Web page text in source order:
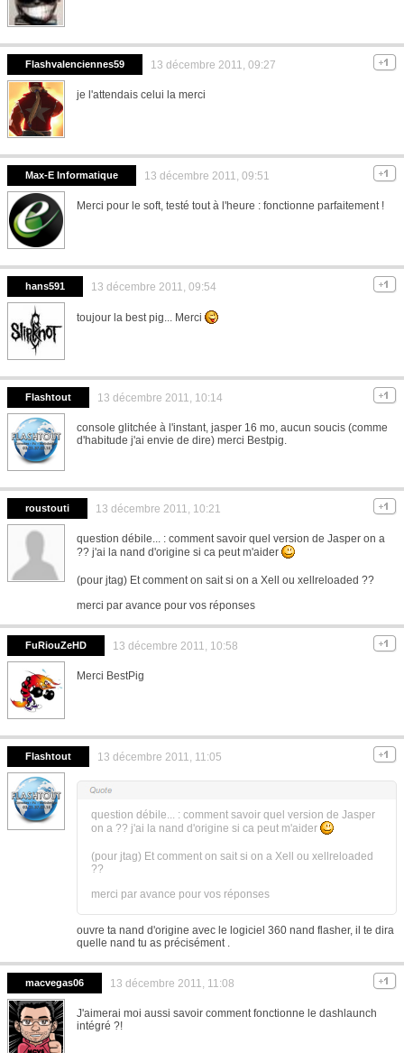
Flashvalenciennes59 13 décembre 2011, 09:27
je l'attendais celui la merci
Max-E Informatique 13 décembre 2011, 09:51
Merci pour le soft, testé tout à l'heure : fonctionne parfaitement !
hans591 13 décembre 2011, 09:54
toujour la best pig... Merci
Flashtout 13 décembre 2011, 10:14
console glitchée à l'instant, jasper 16 mo, aucun soucis (comme
d'habitude j'ai envie de dire) merci Bestpig.
roustouti 13 décembre 2011, 10:21
question débile... : comment savoir quel version de Jasper on a
?? j'ai la nand d'origine si ca peut m'aider
(pour jtag) Et comment on sait si on a Xell ou xellreloaded ??
merci par avance pour vos réponses
FuRiouZeHD 13 décembre 2011, 10:58
Merci BestPig
Flashtout 13 décembre 2011, 11:05
question débile... : comment savoir quel version de Jasper
on a ?? j'ai la nand d'origine si ca peut m'aider
(pour jtag) Et comment on sait si on a Xell ou xellreloaded
??
merci par avance pour vos réponses
ouvre ta nand d'origine avec le logiciel 360 nand flasher, il te dira
quelle nand tu as précisément .
macvegas06 13 décembre 2011, 11:08
J'aimerai moi aussi savoir comment fonctionne le dashlaunch
intégré ?!